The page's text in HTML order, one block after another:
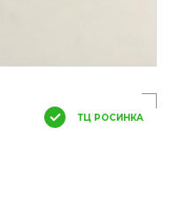
ТЦ РОСИНКА